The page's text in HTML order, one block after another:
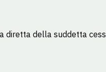
diretta della suddetta